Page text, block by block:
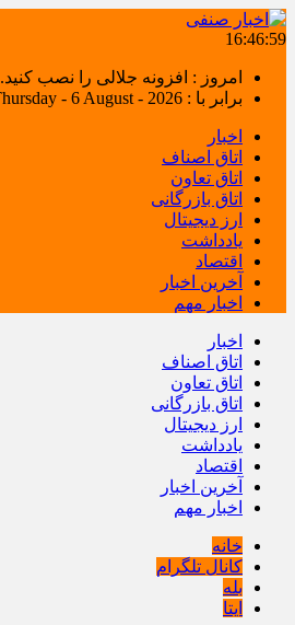
16:47:00
امروز : افزونه جلالی را نصب کنید.
برابر با : Thursday - 6 August - 2026
اخبار
اتاق اصناف
اتاق تعاون
اتاق بازرگانی
ارز دیجیتال
یادداشت
اقتصاد
آخرین اخبار
اخبار مهم
اخبار
اتاق اصناف
اتاق تعاون
اتاق بازرگانی
ارز دیجیتال
یادداشت
اقتصاد
آخرین اخبار
اخبار مهم
خانه
کانال تلگرام
بله
ایتا